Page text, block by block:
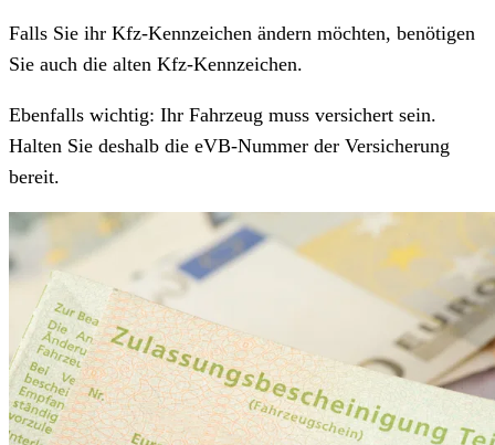
Falls Sie ihr Kfz-Kennzeichen ändern möchten, benötigen
Sie auch die alten Kfz-Kennzeichen.
Ebenfalls wichtig: Ihr Fahrzeug muss versichert sein.
Halten Sie deshalb die eVB-Nummer der Versicherung
bereit.